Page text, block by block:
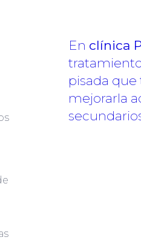
En clínica
pisada que
mejorarla